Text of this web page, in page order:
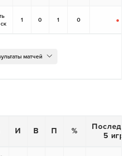
1 0 1 0
-
И В П %
5 игр